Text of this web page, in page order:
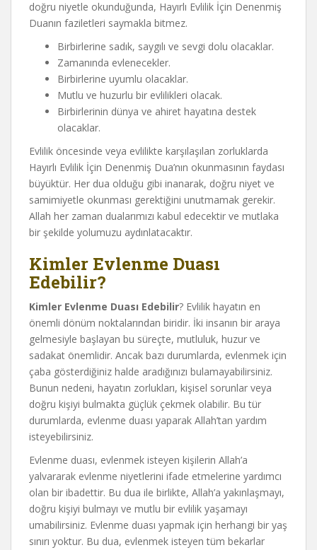
doğru niyetle okunduğunda, Hayırlı Evlilik İçin Denenmiş
Duanın faziletleri saymakla bitmez.
Birbirlerine sadık, saygılı ve sevgi dolu olacaklar.
Zamanında evlenecekler.
Birbirlerine uyumlu olacaklar.
Mutlu ve huzurlu bir evlilikleri olacak.
Birbirlerinin dünya ve ahiret hayatına destek
olacaklar.
Evlilik öncesinde veya evlilikte karşılaşılan zorluklarda
Hayırlı Evlilik İçin Denenmiş Dua’nın okunmasının faydası
büyüktür. Her dua olduğu gibi inanarak, doğru niyet ve
samimiyetle okunması gerektiğini unutmamak gerekir.
Allah her zaman dualarımızı kabul edecektir ve mutlaka
bir şekilde yolumuzu aydınlatacaktır.
Kimler Evlenme Duası
Edebilir?
Kimler Evlenme Duası Edebilir? Evlilik hayatın en
önemli dönüm noktalarından biridir. İki insanın bir araya
gelmesiyle başlayan bu süreçte, mutluluk, huzur ve
sadakat önemlidir. Ancak bazı durumlarda, evlenmek için
çaba gösterdiğiniz halde aradığınızı bulamayabilirsiniz.
Bunun nedeni, hayatın zorlukları, kişisel sorunlar veya
doğru kişiyi bulmakta güçlük çekmek olabilir. Bu tür
durumlarda, evlenme duası yaparak Allah’tan yardım
isteyebilirsiniz.
Evlenme duası, evlenmek isteyen kişilerin Allah’a
yalvararak evlenme niyetlerini ifade etmelerine yardımcı
olan bir ibadettir. Bu dua ile birlikte, Allah’a yakınlaşmayı,
doğru kişiyi bulmayı ve mutlu bir evlilik yaşamayı
umabilirsiniz. Evlenme duası yapmak için herhangi bir yaş
sınırı yoktur. Bu dua, evlenmek isteyen tüm bekarlar